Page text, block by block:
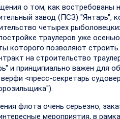
о том, как востребованы
завод (ПСЗ) "Янтарь",
четырех
траулеров уже
которого позволяют
на строительство
и принципиально важен для
<пресс-секретарь
флота очень серьезно,
мероприятия, в